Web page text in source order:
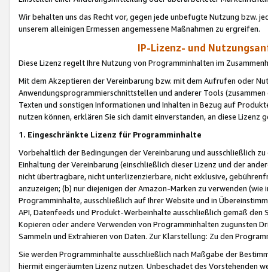
Wir behalten uns das Recht vor, gegen jede unbefugte Nutzung bzw.
unserem alleinigen Ermessen angemessene Maßnahmen zu ergreifen.
IP-Lizenz- und
Diese Lizenz regelt Ihre Nutzung von Programminhalten im
Mit dem Akzeptieren der Vereinbarung bzw. mit dem Aufrufen oder
Anwendungsprogrammierschnittstellen und anderer Tools (zusammen
Texten und sonstigen Informationen und Inhalten in Bezug auf
nutzen können, erklären Sie sich damit einverstanden, an diese Lizenz
1. Eingeschränkte Lizenz für Programminhalte
Vorbehaltlich der Bedingungen der Vereinbarung und ausschließlich
Einhaltung der Vereinbarung (einschließlich dieser Lizenz und der
nicht übertragbare, nicht unterlizenzierbare, nicht exklusive,
anzuzeigen; (b) nur diejenigen der Amazon-Marken zu verwenden
Programminhalte, ausschließlich auf Ihrer Website und in
API, Datenfeeds und Produkt-Werbeinhalte ausschließlich gemäß
Kopieren oder andere Verwenden von Programminhalten zugunsten
Sammeln und Extrahieren von Daten. Zur Klarstellung: Zu den
Sie werden Programminhalte ausschließlich nach Maßgabe der
hiermit eingeräumten Lizenz nutzen. Unbeschadet des Vorstehenden